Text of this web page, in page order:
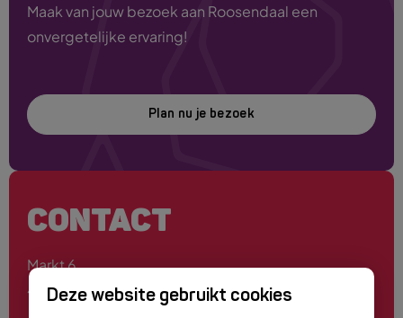
Deze website gebruikt cookies
Maak van jouw bezoek aan Roosendaal een
onvergetelijke ervaring!
Plan nu je bezoek
CONTACT
Markt 6
4701 PE Roosendaal